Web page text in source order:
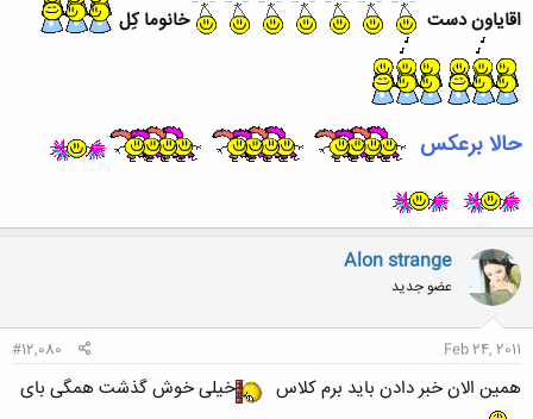
اقایاون دست خانوما کِل
حالا برعکس
Alon strange
عضو جدید
Feb 24, 2011
#12,080
همین الان خبر دادن باید برم کلاس خیلی خوش گذشت همگی بای